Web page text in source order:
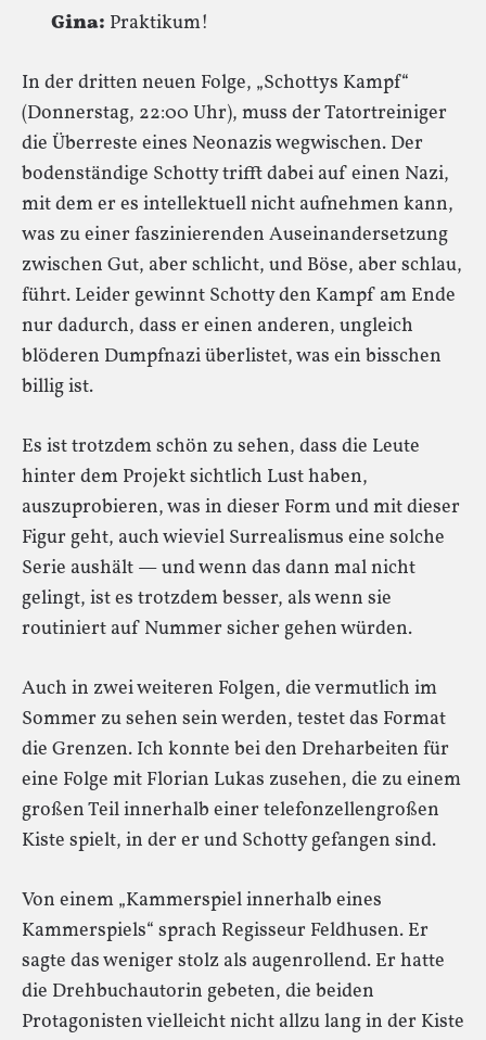
Gina: Praktikum!
In der dritten neuen Folge, „Schottys Kampf“
(Donnerstag, 22:00 Uhr), muss der Tatortreiniger
die Überreste eines Neonazis wegwischen. Der
bodenständige Schotty trifft dabei auf einen Nazi,
mit dem er es intellektuell nicht aufnehmen kann,
was zu einer faszinierenden Auseinandersetzung
zwischen Gut, aber schlicht, und Böse, aber schlau,
führt. Leider gewinnt Schotty den Kampf am Ende
nur dadurch, dass er einen anderen, ungleich
blöderen Dumpfnazi überlistet, was ein bisschen
billig ist.
Es ist trotzdem schön zu sehen, dass die Leute
hinter dem Projekt sichtlich Lust haben,
auszuprobieren, was in dieser Form und mit dieser
Figur geht, auch wieviel Surrealismus eine solche
Serie aushält — und wenn das dann mal nicht
gelingt, ist es trotzdem besser, als wenn sie
routiniert auf Nummer sicher gehen würden.
Auch in zwei weiteren Folgen, die vermutlich im
Sommer zu sehen sein werden, testet das Format
die Grenzen. Ich konnte bei den Dreharbeiten für
eine Folge mit Florian Lukas zusehen, die zu einem
großen Teil innerhalb einer telefonzellengroßen
Kiste spielt, in der er und Schotty gefangen sind.
Von einem „Kammerspiel innerhalb eines
Kammerspiels“ sprach Regisseur Feldhusen. Er
sagte das weniger stolz als augenrollend. Er hatte
die Drehbuchautorin gebeten, die beiden
Protagonisten vielleicht nicht allzu lang in der Kiste